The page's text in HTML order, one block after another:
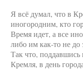
Я всё думал, что в
иногородним, кто
Время идет, а все
либо им как-то не до
Так что, поддавшись
Кремля, в день